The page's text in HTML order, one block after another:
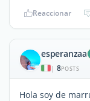
Reaccionar
esperanzaa
| 8POSTS
Hola soy de